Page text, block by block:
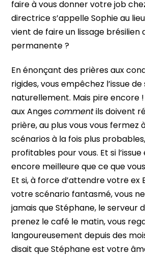
faire à vous donner votre job
directrice s’appelle Sophie au
vient de faire un lissage brésilien
permanente ?
En énonçant des prières aux
rigides, vous empêchez l’issue
naturellement. Mais pire encore
aux Angescommentils doivent
prière, au plus vous vous fermez
scénarios à la fois plus
profitables pour vous. Et si
encore meilleure que ce que
Et si,à force d’attendre votre ex
votre scénario fantasmé, vous
jamais que Stéphane, le serveur
prenez le café le matin, vous
langoureusement depuis des
disait que Stéphane est votre